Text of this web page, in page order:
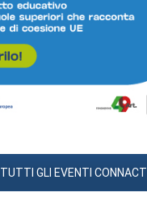
TUTTI GLI EVENTI CONNACT